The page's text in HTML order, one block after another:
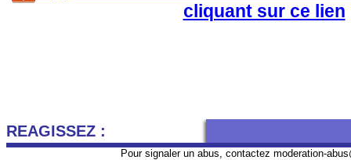
cliquant sur ce lien
REAGISSEZ :
Pour signaler un abus, contactez moderation-